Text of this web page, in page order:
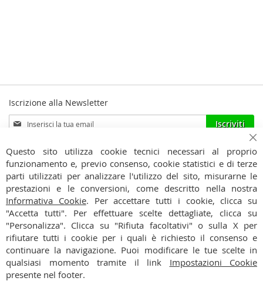
Iscrizione alla Newsletter
Iscriviti
alla
Newsletter:
Iscriviti
CONTATTI
CONDIZIONI
PAGAMENTI
SPEDIZIONI
Questo sito utilizza cookie tecnici necessari al proprio
funzionamento e, previo consenso, cookie statistici e di terze
parti utilizzati per analizzare l'utilizzo del sito, misurarne le
prestazioni e le conversioni, come descritto nella nostra
Informativa Cookie. Per accettare tutti i cookie, clicca su
"Accetta tutti". Per effettuare scelte dettagliate, clicca su
"Personalizza". Clicca su "Rifiuta facoltativi" o sulla X per
rifiutare tutti i cookie per i quali è richiesto il consenso e
continuare la navigazione. Puoi modificare le tue scelte in
qualsiasi momento tramite il link Impostazioni Cookie
presente nel footer.